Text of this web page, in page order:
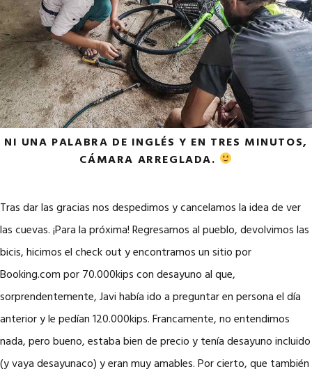
NI UNA PALABRA DE INGLÉS Y EN TRES MINUTOS,
CÁMARA ARREGLADA.
Tras dar las gracias nos despedimos y cancelamos la idea de ver
las cuevas. ¡Para la próxima! Regresamos al pueblo, devolvimos las
bicis, hicimos el check out y encontramos un sitio por
Booking.com por 70.000kips con desayuno al que,
sorprendentemente, Javi había ido a preguntar en persona el día
anterior y le pedían 120.000kips. Francamente, no entendimos
nada, pero bueno, estaba bien de precio y tenía desayuno incluido
(y vaya desayunaco) y eran muy amables. Por cierto, que también